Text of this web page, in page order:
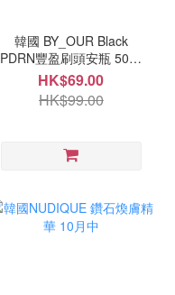
韓國 BY_OUR Black
PDRN豐盈刷頭安瓶 50ml
9月中
HK$69.00
HK$99.00